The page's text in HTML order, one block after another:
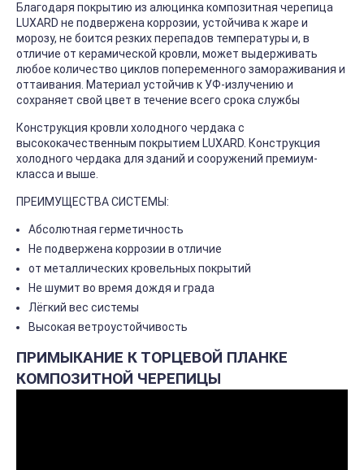
Благодаря покрытию из алюцинка композитная черепица
LUXARD не подвержена коррозии, устойчива к жаре и
морозу, не боится резких перепадов температуры и, в
отличие от керамической кровли, может выдерживать
любое количество циклов попеременного замораживания и
оттаивания. Материал устойчив к УФ-излучению и
сохраняет свой цвет в течение всего срока службы
Конструкция кровли холодного чердака с
высококачественным покрытием LUXARD. Конструкция
холодного чердака для зданий и сооружений премиум-
класса и выше.
ПРЕИМУЩЕСТВА СИСТЕМЫ:
Абсолютная герметичность
Не подвержена коррозии в отличие
от металлических кровельных покрытий
Не шумит во время дождя и града
Лёгкий вес системы
Высокая ветроустойчивость
ПРИМЫКАНИЕ К ТОРЦЕВОЙ ПЛАНКЕ
КОМПОЗИТНОЙ ЧЕРЕПИЦЫ